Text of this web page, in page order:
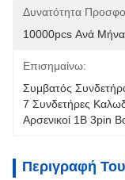
Δυνατότητα
10000pcs Ανά Μήνα
Επισημαίνω:
Συμβατός
7 Συνδετήρες
Αρσενικοί 1B 3pin
Περιγραφή